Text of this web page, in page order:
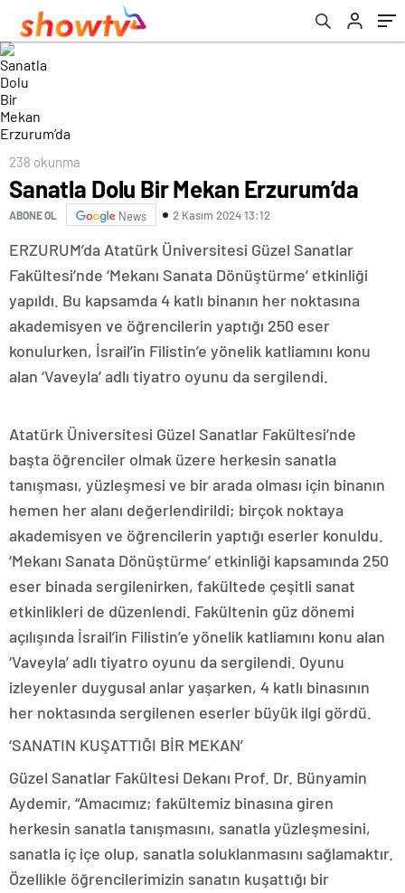
238 okunma
Sanatla Dolu Bir Mekan Erzurum’da
ABONE OL News 2 Kasım 2024 13:12
ERZURUM’da Atatürk Üniversitesi Güzel Sanatlar
Fakültesi’nde ‘Mekanı Sanata Dönüştürme’ etkinliği
yapıldı. Bu kapsamda 4 katlı binanın her noktasına
akademisyen ve öğrencilerin yaptığı 250 eser
konulurken, İsrail’in Filistin’e yönelik katliamını konu
alan ‘Vaveyla’ adlı tiyatro oyunu da sergilendi.
Atatürk Üniversitesi Güzel Sanatlar Fakültesi’nde
başta öğrenciler olmak üzere herkesin sanatla
tanışması, yüzleşmesi ve bir arada olması için binanın
hemen her alanı değerlendirildi; birçok noktaya
akademisyen ve öğrencilerin yaptığı eserler konuldu.
‘Mekanı Sanata Dönüştürme’ etkinliği kapsamında 250
eser binada sergilenirken, fakültede çeşitli sanat
etkinlikleri de düzenlendi. Fakültenin güz dönemi
açılışında İsrail’in Filistin’e yönelik katliamını konu alan
‘Vaveyla’ adlı tiyatro oyunu da sergilendi. Oyunu
izleyenler duygusal anlar yaşarken, 4 katlı binasının
her noktasında sergilenen eserler büyük ilgi gördü.
‘SANATIN KUŞATTIĞI BİR MEKAN’
Güzel Sanatlar Fakültesi Dekanı Prof. Dr. Bünyamin
Aydemir, “Amacımız; fakültemiz binasına giren
herkesin sanatla tanışmasını, sanatla yüzleşmesini,
sanatla iç içe olup, sanatla soluklanmasını sağlamaktır.
Özellikle öğrencilerimizin sanatın kuşattığı bir